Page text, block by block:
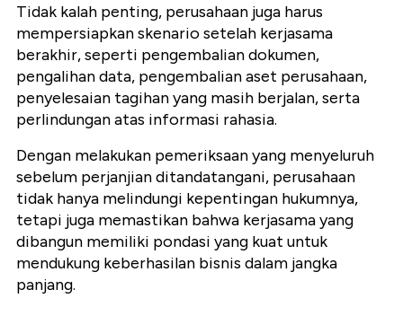
Tidak kalah penting, perusahaan juga harus
mempersiapkan skenario setelah kerjasama
berakhir, seperti pengembalian dokumen,
pengalihan data, pengembalian aset perusahaan,
penyelesaian tagihan yang masih berjalan, serta
perlindungan atas informasi rahasia.
Dengan melakukan pemeriksaan yang menyeluruh
sebelum perjanjian ditandatangani, perusahaan
tidak hanya melindungi kepentingan hukumnya,
tetapi juga memastikan bahwa kerjasama yang
dibangun memiliki pondasi yang kuat untuk
mendukung keberhasilan bisnis dalam jangka
panjang.